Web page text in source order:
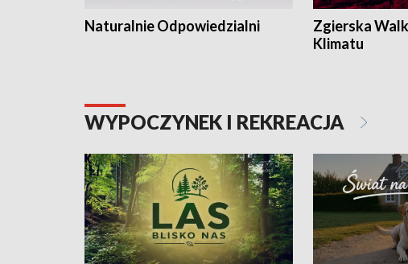
Naturalnie Odpowiedzialni
Zgierska
Klimatu
WYPOCZYNEK I REKREACJA